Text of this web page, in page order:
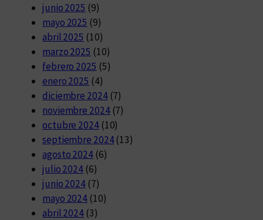
junio 2025 (9)
mayo 2025 (9)
abril 2025 (10)
marzo 2025 (10)
febrero 2025 (5)
enero 2025 (4)
diciembre 2024(7)
noviembre 2024(7)
octubre 2024(10)
septiembre 2024(13)
agosto 2024(6)
julio 2024 (6)
junio 2024 (7)
mayo 2024 (10)
abril 2024 (3)